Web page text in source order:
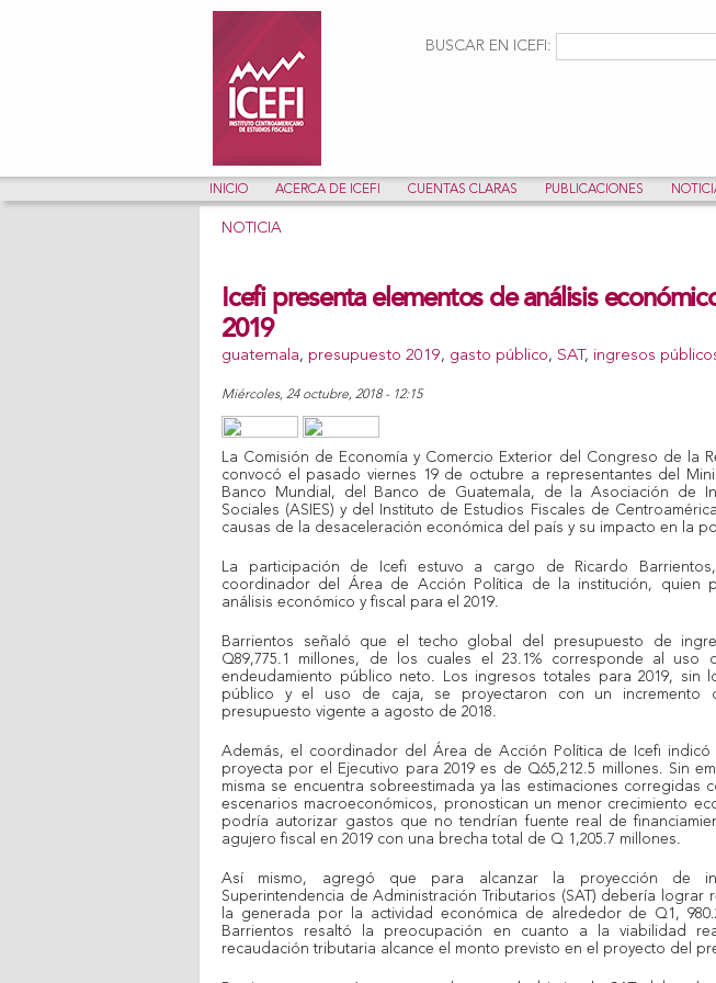
Formulario de búsqueda
BUSCAR EN ICEFI:
INICIO ACERCA DE ICEFI CUENTAS CLARAS PUBLICACIONES
NOTICIA
Icefi presenta elementos de análisis
2019
guatemala, presupuesto 2019, gasto público, SAT , ingresos
miércoles, 24 octubre, 2018 - 12:15
Share on Facebook
Tweet Widget
Linkedin Share Button
La Comisión de Economía y Comercio Exterior del Congreso de la
convocó el pasado viernes 19 de octubre a representantes del
Banco Mundial, del Banco de Guatemala, de la Asociación de
Sociales (ASIES) y del Instituto de Estudios Fiscales de
causas de la desaceleración económica del país y su impacto en la
La participación de Icefi estuvo a cargo de Ricardo
coordinador del Área de Acción Política de la institución, quien
análisis económico y fiscal para el 2019.
Barrientos señaló que el techo global del presupuesto de
Q89,775.1 millones, de los cuales el 23.1% corresponde al uso
endeudamiento público neto. Los ingresos totales para 2019, sin
público y el uso de caja, se proyectaron con un incremento
presupuesto vigente a agosto de 2018.
Además, el coordinador del Área de Acción Política de Icefi
proyecta por el Ejecutivo para 2019 es de Q65,212.5 millones. Sin
misma se encuentra sobreestimada ya las estimaciones corregidas
escenarios macroeconómicos, pronostican un menor crecimiento
podría autorizar gastos que no tendrían fuente real de
agujero fiscal en 2019 con una brecha total de Q 1,205.7 millones.
Así mismo, agregó que para alcanzar la proyección de
Superintendencia de Administración Tributarios (SAT) debería lograr
la generada por la actividad económica de alrededor de Q1,
Barrientos resaltó la preocupación en cuanto a la viabilidad
recaudación tributaria alcance el monto previsto en el proyecto del